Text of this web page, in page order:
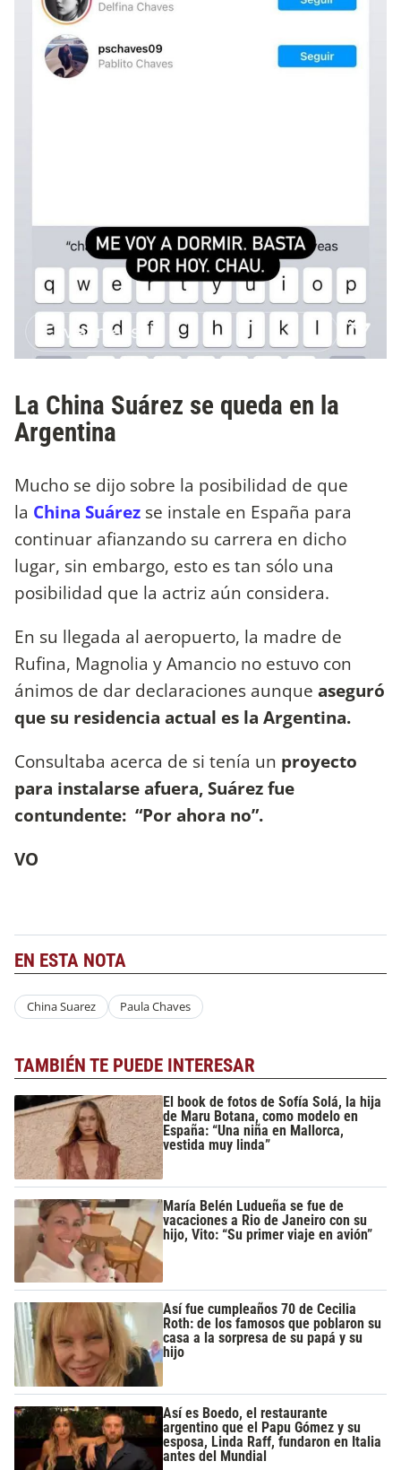
La China Suárez se queda en la
Argentina
Mucho se dijo sobre la posibilidad de que
la China Suárez se instale en España para
continuar afianzando su carrera en dicho
lugar, sin embargo, esto es tan sólo una
posibilidad que la actriz aún considera.
En su llegada al aeropuerto, la madre de
Rufina, Magnolia y Amancio no estuvo con
ánimos de dar declaraciones aunque aseguró
que su residencia actual es la Argentina.
Consultaba acerca de si tenía un proyecto
para instalarse afuera, Suárez fue
contundente: “Por ahora no”.
VO
EN ESTA NOTA
China Suarez Paula Chaves
TAMBIÉN TE PUEDE INTERESAR
El book de fotos de Sofía Solá, la hija
de Maru Botana, como modelo en
España: “Una niña en Mallorca,
vestida muy linda”
María Belén Ludueña se fue de
vacaciones a Rio de Janeiro con su
hijo, Vito: “Su primer viaje en avión”
Así fue cumpleaños 70 de Cecilia
Roth: de los famosos que poblaron su
casa a la sorpresa de su papá y su
hijo
Así es Boedo, el restaurante
argentino que el Papu Gómez y su
esposa, Linda Raff, fundaron en Italia
antes del Mundial